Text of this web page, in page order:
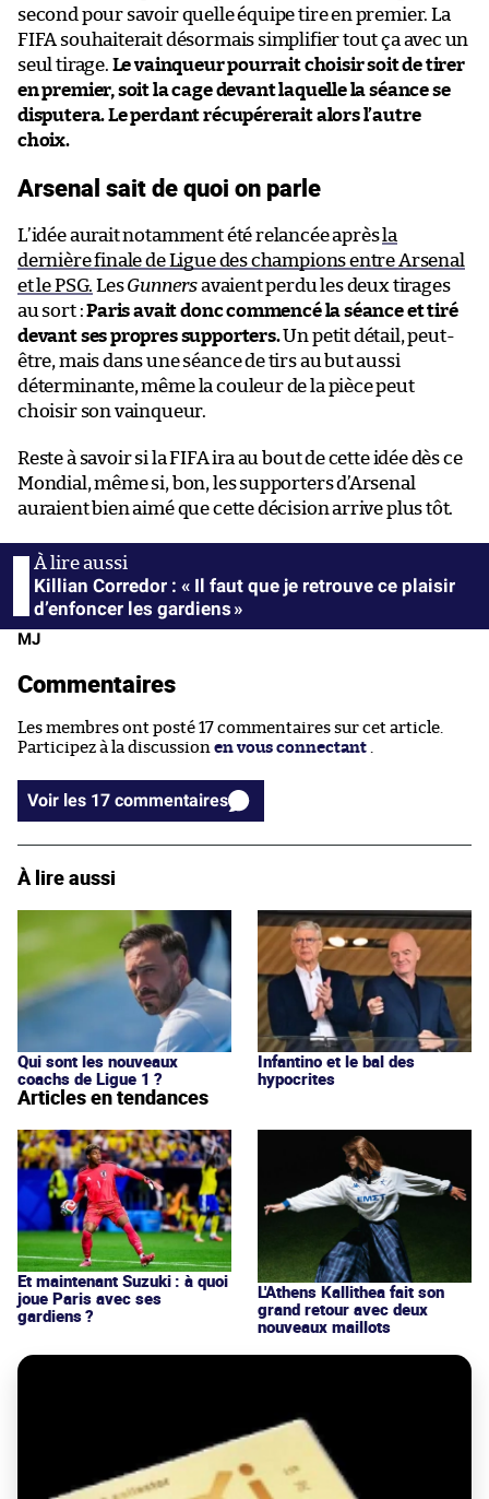
second pour savoir quelle équipe tire en premier. La
FIFA souhaiterait désormais simplifier tout ça avec un
seul tirage. Le vainqueur pourrait choisir soit de tirer
en premier, soit la cage devant laquelle la séance se
disputera. Le perdant récupérerait alors l’autre
choix.
Arsenal sait de quoi on parle
L’idée aurait notamment été relancée aprèsla
dernière finale de Ligue des champions entre Arsenal
et le PSG. LesGunnersavaient perdu les deux tirages
au sort :Paris avait donc commencé la séance et tiré
devant ses propres supporters.Un petit détail, peut-
être, mais dans une séance de tirs au but aussi
déterminante, même la couleur de la pièce peut
choisir son vainqueur.
Reste à savoir si la FIFA ira au bout de cette idée dès ce
Mondial, même si, bon, les supporters d’Arsenal
auraient bien aimé que cette décision arrive plus tôt.
Killian Corredor : « Il faut que je retrouve ce plaisir
d’enfoncer les gardiens »
MJ
Commentaires
Les membres ont posté 17 commentaires sur cet article.
Participez à la discussion en vous connectant
Voir les 17 commentaires
À lire aussi
Qui sont les nouveaux
coachs de Ligue 1 ?
Infantino et le bal des
hypocrites
Articles en tendances
Et maintenant Suzuki : à quoi
joue Paris avec ses
gardiens ?
L'Athens Kallithea fait son
grand retour avec deux
nouveaux maillots